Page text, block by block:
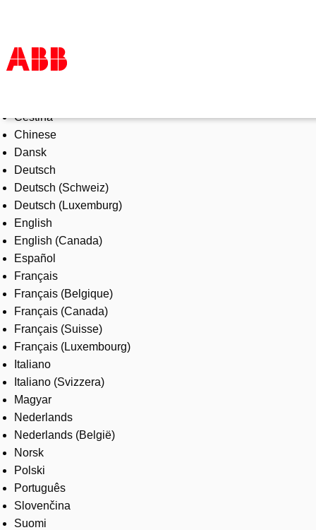
Products & Solutions
Industries
Services
About us
Where to buy
Contact us
Careers
Čeština
Chinese
Dansk
Deutsch
Deutsch (Schweiz)
Deutsch (Luxemburg)
English
English (Canada)
Español
Français
Français (Belgique)
Français (Canada)
Français (Suisse)
Français (Luxembourg)
Italiano
Italiano (Svizzera)
Magyar
Nederlands
Nederlands (België)
Norsk
Polski
Português
Slovenčina
Suomi